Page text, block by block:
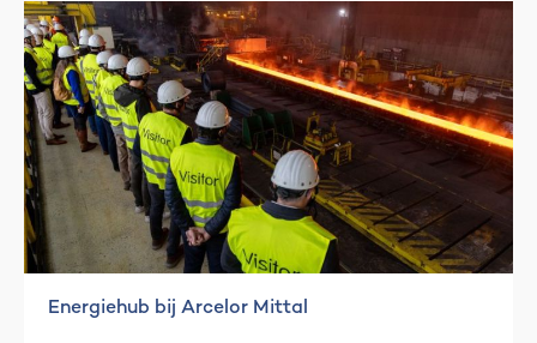
Energiehub bij Arcelor Mittal